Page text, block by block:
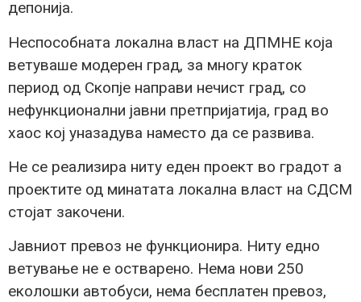
депонија.
Неспособната локална власт на ДПМНЕ која
ветуваше модерен град, за многу краток
период од Скопје направи нечист град, со
нефункционални јавни претпријатија, град во
хаос кој уназадува наместо да се развива.
Не се реализира ниту еден проект во градот а
проектите од минатата локална власт на СДСМ
стојат закочени.
Јавниот превоз не функционира. Ниту едно
ветување не е остварено. Нема нови 250
еколошки автобуси, нема бесплатен превоз,